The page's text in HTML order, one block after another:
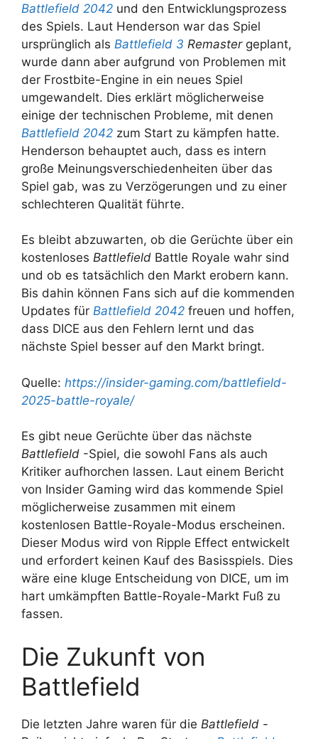
Battlefield 2042 und den Entwicklungsprozess
des Spiels. Laut Henderson war das Spiel
ursprünglich als Battlefield 3 Remastergeplant,
wurde dann aber aufgrund von Problemen mit
der Frostbite-Engine in ein neues Spiel
umgewandelt. Dies erklärt möglicherweise
einige der technischen Probleme, mit denen
Battlefield 2042 zum Start zu kämpfen hatte.
Henderson behauptet auch, dass es intern
große Meinungsverschiedenheiten über das
Spiel gab, was zu Verzögerungen und zu einer
schlechteren Qualität führte.
Es bleibt abzuwarten, ob die Gerüchte über ein
kostenloses Battlefield Battle Royale wahr sind
und ob es tatsächlich den Markt erobern kann.
Bis dahin können Fans sich auf die kommenden
Updates für Battlefield 2042 freuen und hoffen,
dass DICE aus den Fehlern lernt und das
nächste Spiel besser auf den Markt bringt.
Quelle: https://insider-gaming.com/battlefield-
2025-battle-royale/
Es gibt neue Gerüchte über das nächste
Battlefield -Spiel, die sowohl Fans als auch
Kritiker aufhorchen lassen. Laut einem Bericht
von Insider Gaming wird das kommende Spiel
möglicherweise zusammen mit einem
kostenlosen Battle-Royale-Modus erscheinen.
Dieser Modus wird von Ripple Effect entwickelt
und erfordert keinen Kauf des Basisspiels. Dies
wäre eine kluge Entscheidung von DICE, um im
hart umkämpften Battle-Royale-Markt Fuß zu
fassen.
Die Zukunft von
Battlefield
Die letzten Jahre waren für die Battlefield -